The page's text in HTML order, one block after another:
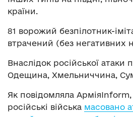
країни.
81 ворожий безпілотник-
втрачений (без негативних
Внаслідок російської атаки
Одещина, Хмельниччина,
Як повідомляла АрміяInform,
російські війська масовано